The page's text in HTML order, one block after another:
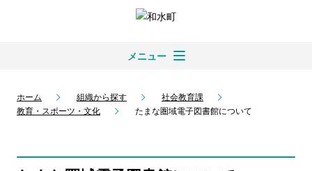
メニュー
ホーム 組織から探す
社会教育課
教育・スポーツ・文化
たまな圏域電子図書館について